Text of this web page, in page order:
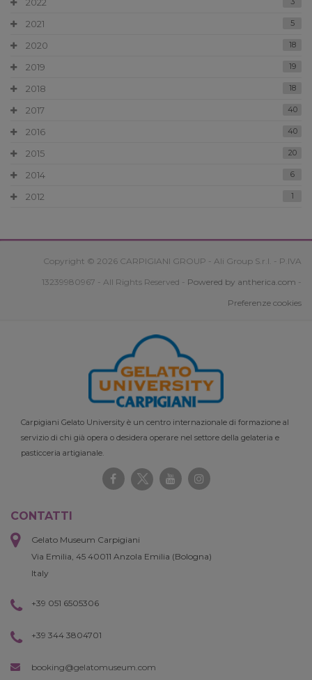
2021 5
2020 18
2019 19
2018 18
2017 40
2016 40
2015 20
2014 6
2012 1
Copyright © 2026 CARPIGIANI GROUP - Ali Group S.r.l. - P.IVA
13239980967 - All Rights Reserved - Powered by antherica.com -
Preferenze cookies
Carpigiani Gelato University è un centro internazionale di formazione al
servizio di chi già opera o desidera operare nel settore della gelateria e
pasticceria artigianale.
CONTATTI
Gelato Museum Carpigiani
Via Emilia, 45 40011 Anzola Emilia (Bologna)
Italy
+39 051 6505306
+39 344 3804701
booking@gelatomuseum.com